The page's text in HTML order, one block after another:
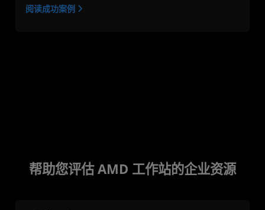
阅读成功案例
帮助您评估 AMD 工作站的企业资源